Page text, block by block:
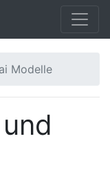
Modelle